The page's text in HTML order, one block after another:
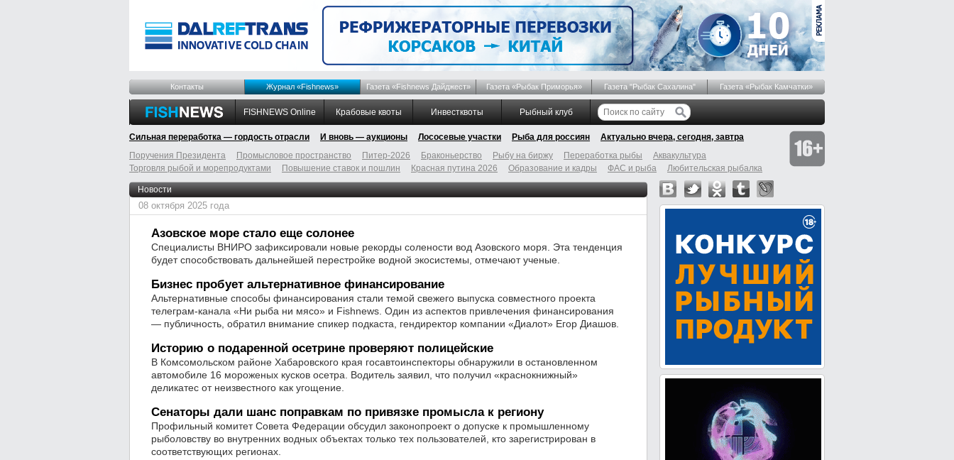
Контакты Журнал «Fishnews» Газета «Fishnews Дайджест» Газета «Рыбак Приморья» Газета "Рыбак Сахалина" Газета «Рыбак Камчатки»
FISHNEWS Online Крабовые квоты Инвестквоты Рыбный клуб
Сильная переработка — гордость отрасли И вновь — аукционы Лососевые участки Рыба для россиян
Актуально вчера, сегодня, завтра
Поручения Президента
Промысловое пространство Питер-2026 Браконьерство Рыбу на биржу Переработка рыбы
Аквакультура
Торговля рыбой и морепродуктами
Повышение ставок и пошлин Красная путина 2026 Образование и кадры ФАС и рыба Любительская рыбалка
Новости
08 октября 2025 года
Азовское море стало еще солонее
Специалисты ВНИРО зафиксировали новые рекорды солености вод Азовского моря. Эта тенденция
будет способствовать дальнейшей перестройке водной экосистемы, отмечают ученые.
Бизнес пробует альтернативное финансирование
Альтернативные способы финансирования стали темой свежего выпуска совместного проекта
телеграм-канала «Ни рыба ни мясо» и Fishnews. Один из аспектов привлечения финансирования
— публичность, обратил внимание спикер подкаста, гендиректор компании «Диалот» Егор Диашов.
Историю о подаренной осетрине проверяют полицейские
В Комсомольском районе Хабаровского края госавтоинспекторы обнаружили в остановленном
автомобиле 16 мороженых кусков осетра. Водитель заявил, что получил «краснокнижный»
деликатес от неизвестного как угощение.
Сенаторы дали шанс поправкам по привязке промысла к региону
Профильный комитет Совета Федерации обсудил законопроект о допуске к промышленному
рыболовству во внутренних водных объектах только тех пользователей, кто зарегистрирован в
соответствующих регионах.